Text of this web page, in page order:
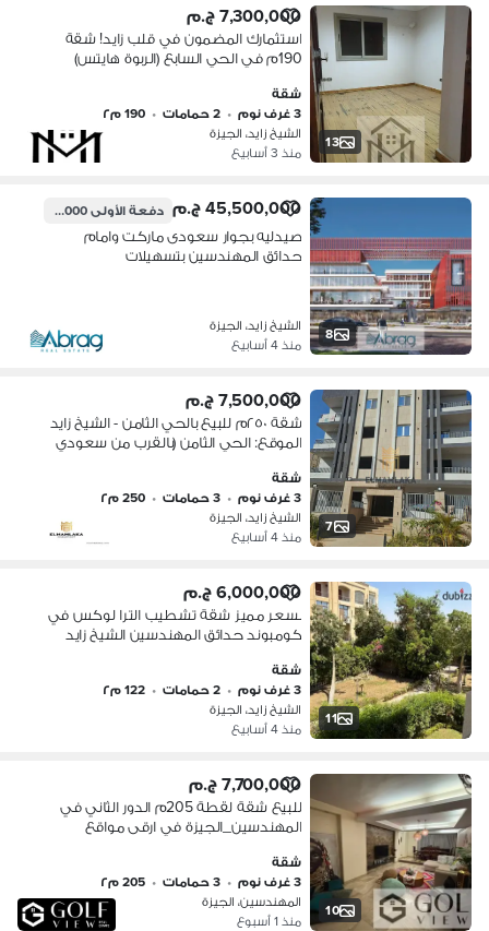
13
7,300,000 ج.م
استثمارك المضمون في قلب زايد! شقة
190م في الحي السابع (الربوة هايتس)
شقة
3 غرف نوم
• 2 حمامات • 190 م٢
الشيخ زايد، الجيزة
منذ 3 أسابيع
8
45,500,000 ج.م دفعة الأولى4,550,000 ج.م
صيدليه بجوار سعودى ماركت وامام
حدائق المهندسين بتسهيلات
الشيخ زايد، الجيزة
منذ 4 أسابيع
7
7,500,000 ج.م
الموقع: الحي الثامن (بالقرب من سعودي
شقة
3 غرف نوم
• 3 حمامات • 250 م٢
الشيخ زايد، الجيزة
منذ 4 أسابيع
11
6,000,000 ج.م
بسعر مميز شقة تشطيب الترا لوكس في
كومبوند حدائق المهندسين الشيخ زايد
شقة
3 غرف نوم
• 2 حمامات • 122 م٢
الشيخ زايد، الجيزة
منذ 4 أسابيع
10
7,700,000 ج.م
للبيع شقة لقطة 205م الدور الثاني في
المهندسين_الجيزة في ارقى مواقع
بالفرش والاجهزة والتكيفات جاهز على
السكن ب2 اسانسير
شقة
3 غرف نوم
• 3 حمامات • 205 م٢
المهندسين، الجيزة
منذ 1 أسبوع